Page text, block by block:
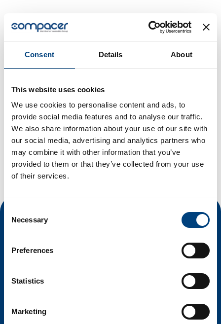
Consent Details About
This website uses cookies
We use cookies to personalise content and ads, to
provide social media features and to analyse our traffic.
We also share information about your use of our site with
our social media, advertising and analytics partners who
may combine it with other information that you’ve
provided to them or that they’ve collected from your use
of their services.
Selection
Necessary
Preferences
Statistics
Marketing
compacer GmbH
Vous pouvez consulter ici nos conditions générales
de vente (CGV).
(valables pour les contrats à partir du 20.06.2023)
Logistique tournée vers l'avenir